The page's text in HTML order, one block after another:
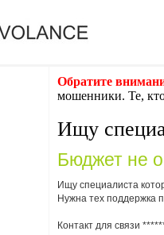
Обратите
мошенники. Те, кто
Ищу
Бюджет не
Ищу специалиста
Нужна тех поддержка
Контакт для связи